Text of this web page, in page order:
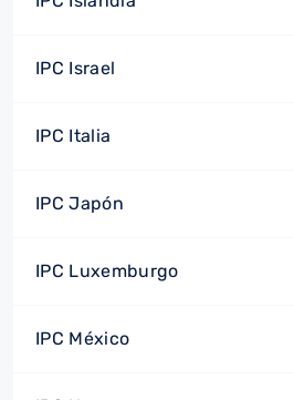
IPC Israel
IPC Italia
IPC Japón
IPC Luxemburgo
IPC México